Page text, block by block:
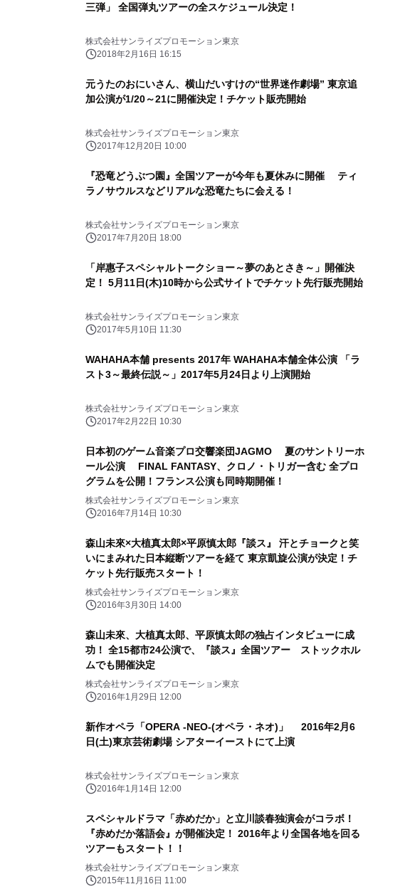
三弾」 全国弾丸ツアーの全スケジュール決定！
株式会社サンライズプロモーション東京
2018年2月16日 16:15
元うたのおにいさん、横山だいすけの“世界迷作劇場” 東京追
加公演が1/20～21に開催決定！チケット販売開始
株式会社サンライズプロモーション東京
2017年12月20日 10:00
『恐竜どうぶつ園』全国ツアーが今年も夏休みに開催 ティ
ラノサウルスなどリアルな恐竜たちに会える！
株式会社サンライズプロモーション東京
2017年7月20日 18:00
「岸惠子スペシャルトークショー～夢のあとさき～」開催決
定！ 5月11日(木)10時から公式サイトでチケット先行販売開始
株式会社サンライズプロモーション東京
2017年5月10日 11:30
WAHAHA本舗 presents 2017年 WAHAHA本舗全体公演 「ラ
スト3～最終伝説～」2017年5月24日より上演開始
株式会社サンライズプロモーション東京
2017年2月22日 10:30
日本初のゲーム音楽プロ交響楽団JAGMO 夏のサントリーホ
ール公演 FINAL FANTASY、クロノ・トリガー含む 全プロ
グラムを公開！フランス公演も同時期開催！
株式会社サンライズプロモーション東京
2016年7月14日 10:30
森山未來×大植真太郎×平原慎太郎『談ス』 汗とチョークと笑
いにまみれた日本縦断ツアーを経て 東京凱旋公演が決定！チ
ケット先行販売スタート！
株式会社サンライズプロモーション東京
2016年3月30日 14:00
森山未來、大植真太郎、平原慎太郎の独占インタビューに成
功！ 全15都市24公演で、『談ス』全国ツアー ストックホル
ムでも開催決定
株式会社サンライズプロモーション東京
2016年1月29日 12:00
新作オペラ「OPERA -NEO-(オペラ・ネオ)」 2016年2月6
日(土)東京芸術劇場 シアターイーストにて上演
株式会社サンライズプロモーション東京
2016年1月14日 12:00
スペシャルドラマ「赤めだか」と立川談春独演会がコラボ！
『赤めだか落語会』が開催決定！ 2016年より全国各地を回る
ツアーもスタート！！
株式会社サンライズプロモーション東京
2015年11月16日 11:00